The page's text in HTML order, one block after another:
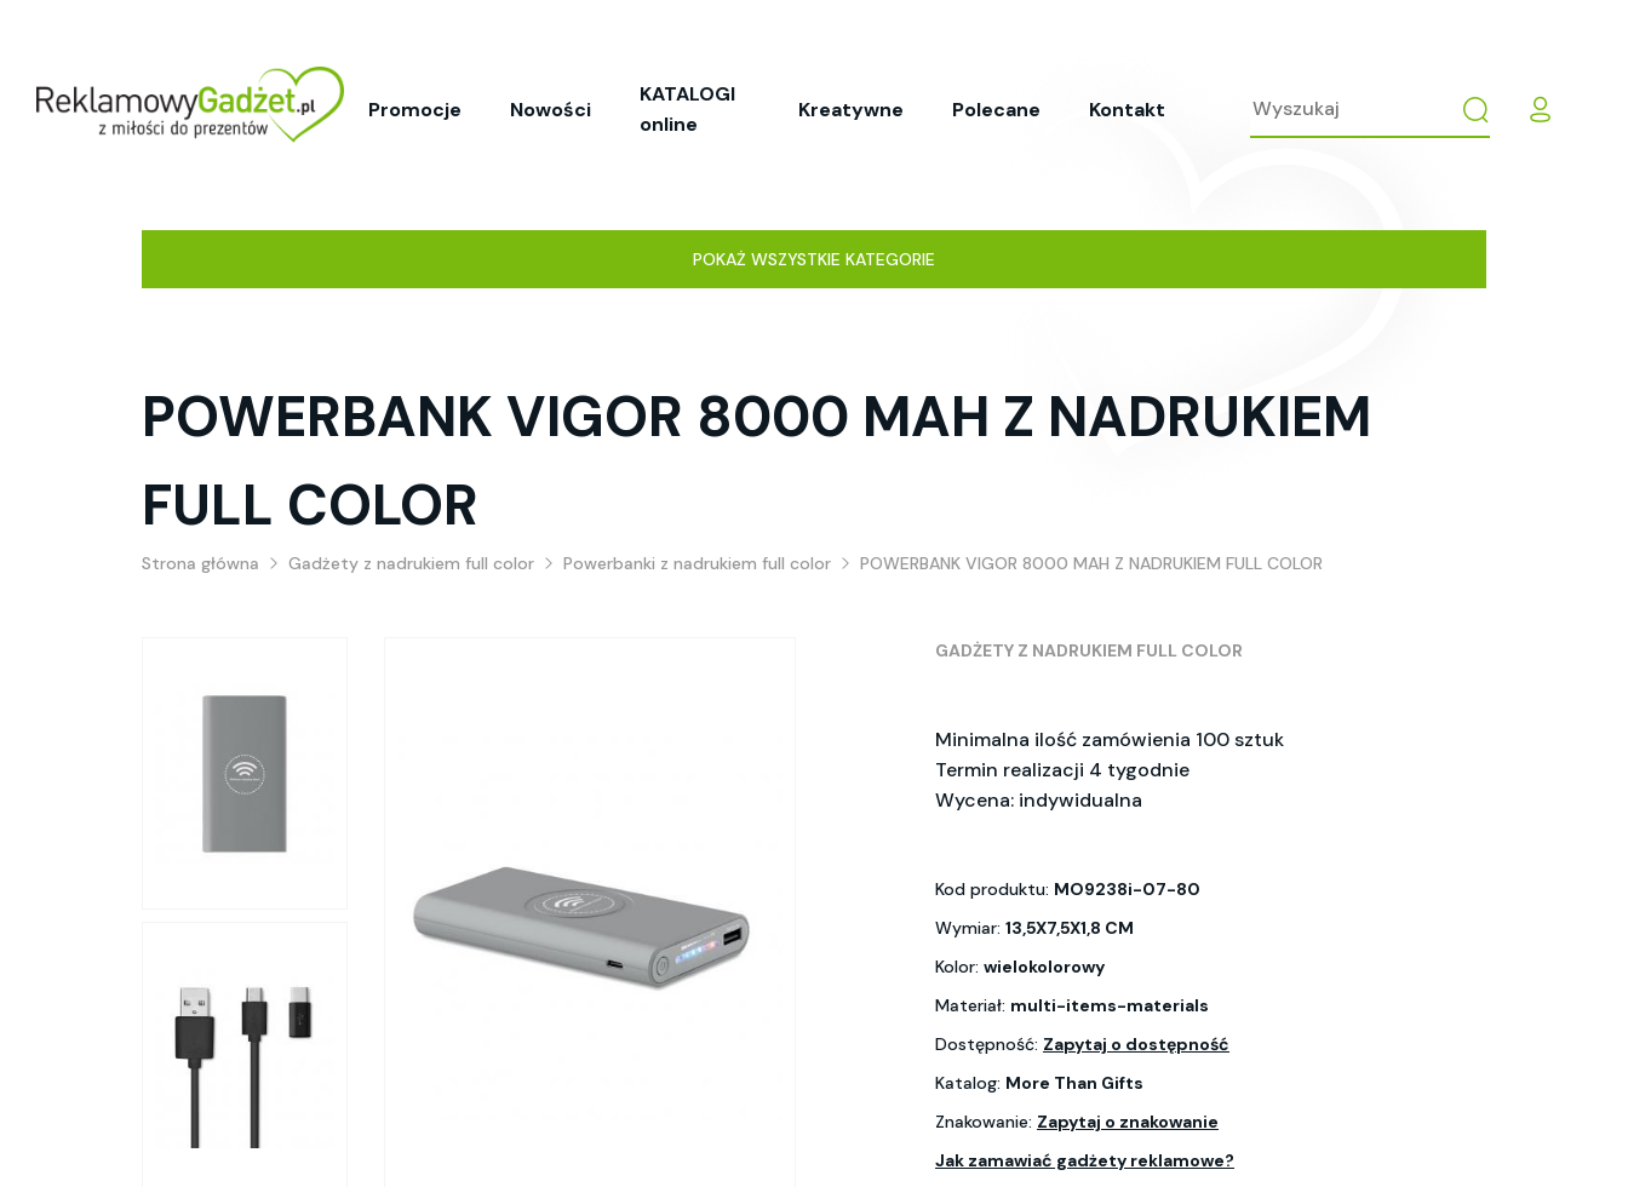
Promocje Nowości
KATALOGI
online
Kreatywne Polecane Kontakt
POKAŻ WSZYSTKIE KATEGORIE
POWERBANK VIGOR 8000 MAH Z NADRUKIEM
FULL COLOR
Strona główna Gadżety z nadrukiem full color Powerbanki z nadrukiem full color POWERBANK VIGOR 8000 MAH Z NADRUKIEM FULL COLOR
GADŻETY Z NADRUKIEM FULL COLOR
Minimalna ilość zamówienia 100 sztuk
Termin realizacji 4 tygodnie
Wycena: indywidualna
Kod produktu: MO9238i-07-80
Wymiar: 13,5X7,5X1,8 CM
Kolor: wielokolorowy
Materiał: multi-items-materials
Dostępność: Zapytaj o dostępność
Katalog: More Than Gifts
Znakowanie: Zapytaj o znakowanie
Jak zamawiać gadżety reklamowe?